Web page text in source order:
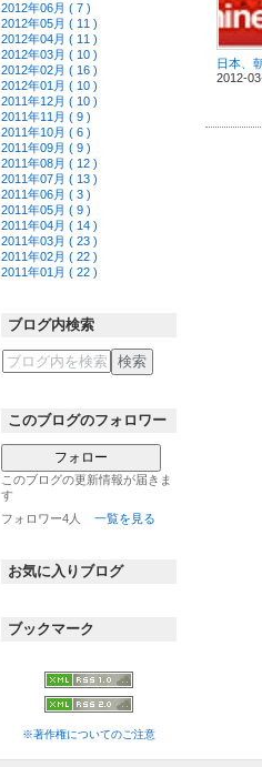
2012年06月 ( 7 )
2012年05月 ( 11 )
2012年04月 ( 11 )
2012年03月 ( 10 )
2012年02月 ( 16 )
2012年01月 ( 10 )
2011年12月 ( 10 )
2011年11月 ( 9 )
2011年10月 ( 6 )
2011年09月 ( 9 )
2011年08月 ( 12 )
2011年07月 ( 13 )
2011年06月 ( 3 )
2011年05月 ( 9 )
2011年04月 ( 14 )
2011年03月 ( 23 )
2011年02月 ( 22 )
2011年01月 ( 22 )
ブログ内検索
このブログのフォロワー
フォロー
このブログの更新情報が届きま
す
フォロワー4人
一覧を見る
お気に入りブログ
ブックマーク
※著作権についてのご注意
2012-